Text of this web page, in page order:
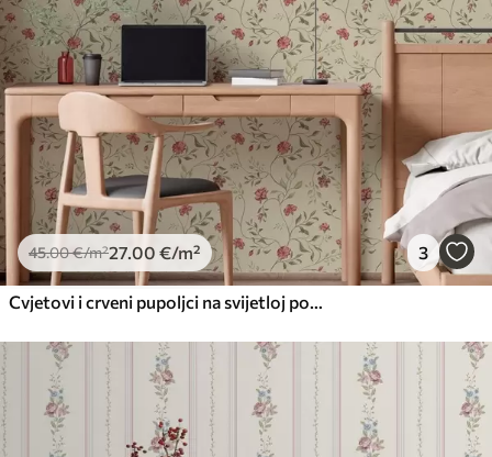
Standard
45.0027.00
Premium
56.6734 .00 €/m²
Premium vinil
66.6740.00€/m²
45.00€/m²27.00 €/m² 3
Cvjetovi i crveni pupoljci na svijetloj pozadini